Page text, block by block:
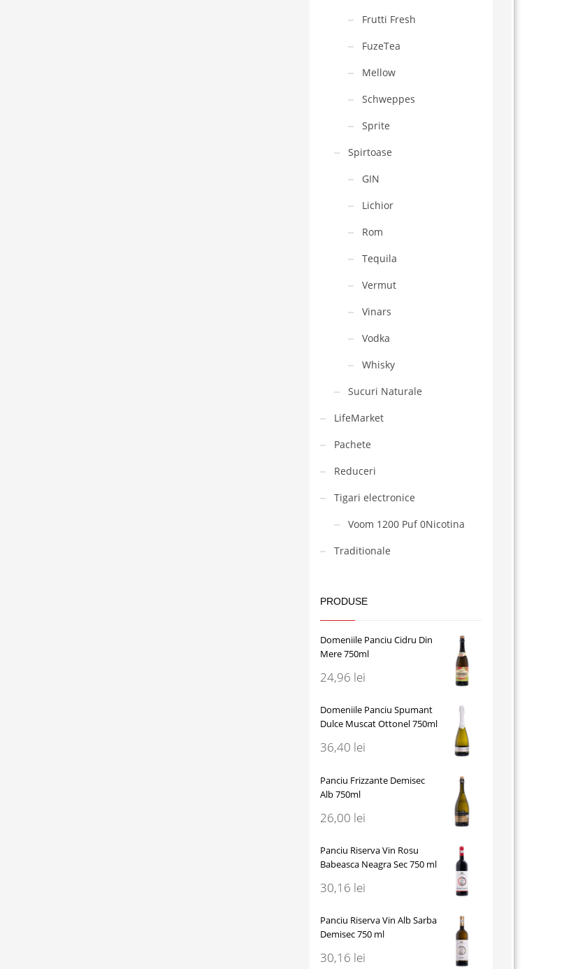
Frutti Fresh
FuzeTea
Mellow
Schweppes
Sprite
Spirtoase
GIN
Lichior
Rom
Tequila
Vermut
Vinars
Vodka
Whisky
Sucuri Naturale
LifeMarket
Pachete
Reduceri
Tigari electronice
Voom 1200 Puf 0Nicotina
Traditionale
PRODUSE
Domeniile Panciu Cidru Din
Mere 750ml
24,96 lei
Domeniile Panciu Spumant
Dulce Muscat Ottonel 750ml
36,40 lei
Panciu Frizzante Demisec
Alb 750ml
26,00 lei
Panciu Riserva Vin Rosu
Babeasca Neagra Sec 750 ml
30,16 lei
Panciu Riserva Vin Alb Sarba
Demisec 750 ml
30,16 lei